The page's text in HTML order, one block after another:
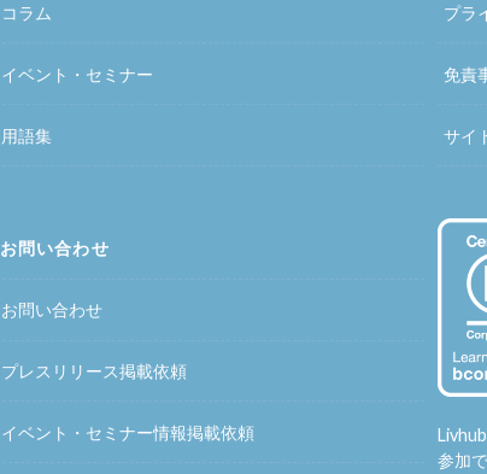
コラム
イベント・セミナー
用語集
お問い合わせ
お問い合わせ
プレスリリース掲載依頼
イベント・セミナー情報掲載依頼
プラ
免責
サイ
参加